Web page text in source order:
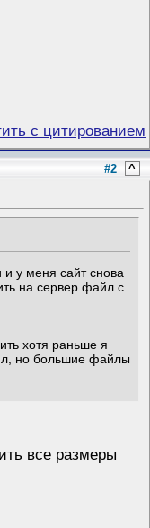
#2 ^
и у меня сайт снова
на сервер файл с
хотя раньше я
но большие файлы
все размеры